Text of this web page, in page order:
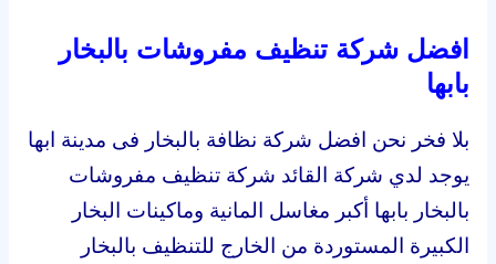
افضل شركة تنظيف مفروشات بالبخار
بابها
بلا فخر نحن افضل شركة نظافة بالبخار فى مدينة ابها
يوجد لدي شركة القائد شركة تنظيف مفروشات
بالبخار بابها أكبر مغاسل المانية وماكينات البخار
الكبيرة المستوردة من الخارج للتنظيف بالبخار